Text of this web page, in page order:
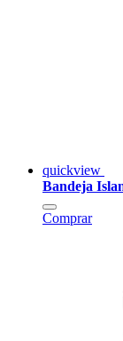
quickview
Bandeja
Comprar